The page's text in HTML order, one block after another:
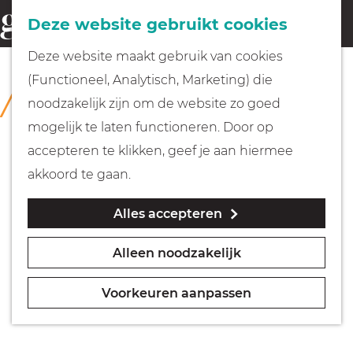
Deze website gebruikt cookies
Deze website maakt gebruik van cookies
(Functioneel, Analytisch, Marketing) die
noodzakelijk zijn om de website zo goed
mogelijk te laten functioneren. Door op
accepteren te klikken, geef je aan hiermee
akkoord te gaan.
Alles accepteren
Alleen noodzakelijk
Voorkeuren aanpassen
G
a
Fietsen
Wandelen
Geocachen
Naar het museum
o
e
k
e
n
COLLECTIE
Singer Laren